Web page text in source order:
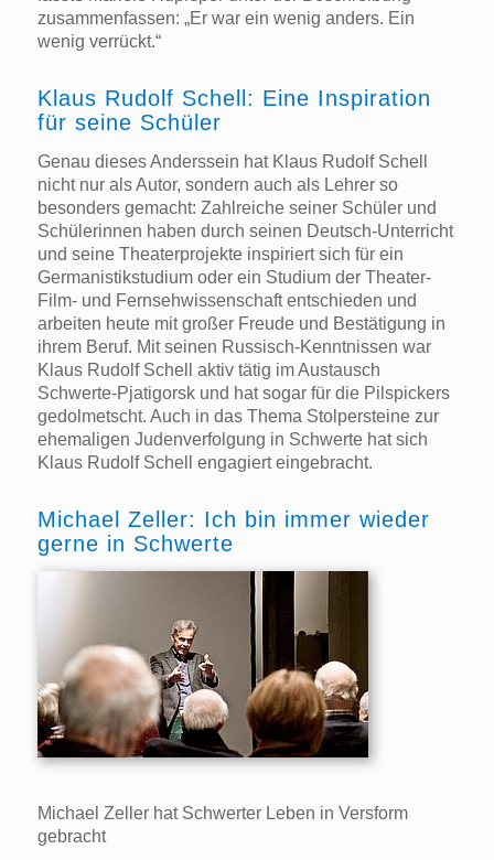
zusammenfassen: „Er war ein wenig anders. Ein
wenig verrückt.“
Klaus Rudolf Schell: Eine Inspiration
für seine Schüler
Genau dieses Anderssein hat Klaus Rudolf Schell
nicht nur als Autor, sondern auch als Lehrer so
besonders gemacht: Zahlreiche seiner Schüler und
Schülerinnen haben durch seinen Deutsch-Unterricht
und seine Theaterprojekte inspiriert sich für ein
Germanistikstudium oder ein Studium der Theater-
Film- und Fernsehwissenschaft entschieden und
arbeiten heute mit großer Freude und Bestätigung in
ihrem Beruf. Mit seinen Russisch-Kenntnissen war
Klaus Rudolf Schell aktiv tätig im Austausch
Schwerte-Pjatigorsk und hat sogar für die Pilspickers
gedolmetscht. Auch in das Thema Stolpersteine zur
ehemaligen Judenverfolgung in Schwerte hat sich
Klaus Rudolf Schell engagiert eingebracht.
Michael Zeller: Ich bin immer wieder
gerne in Schwerte
Michael Zeller hat Schwerter Leben in Versform
gebracht